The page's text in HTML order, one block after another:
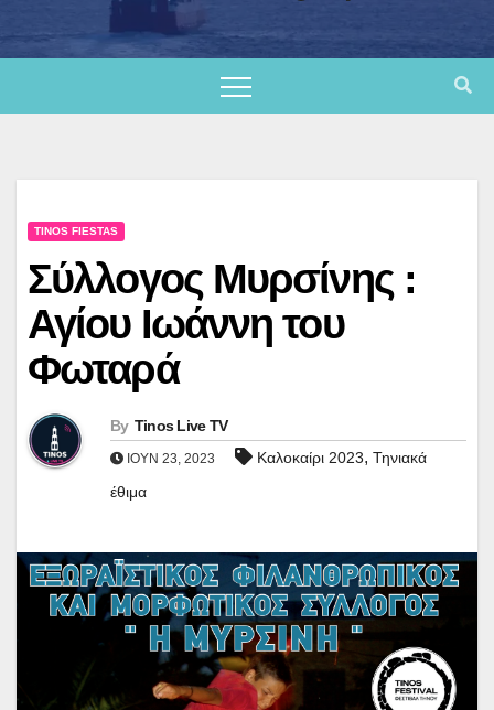
TINOS FIESTAS
Σύλλογος Μυρσίνης :
Αγίου Ιωάννη του
Φωταρά
By Tinos Live TV
ΙΟΎΝ 23, 2023 Καλοκαίρι 2023, Τηνιακά
έθιμα